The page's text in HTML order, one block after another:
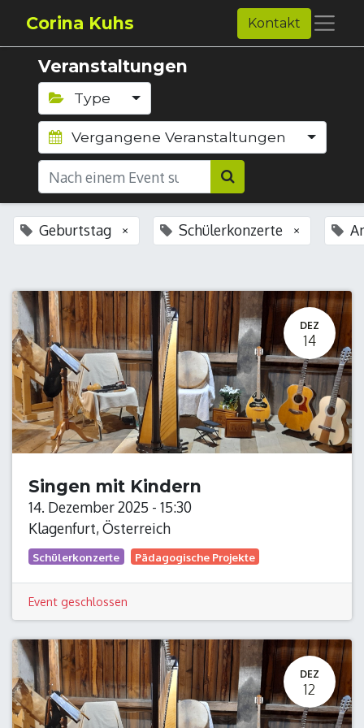
Corina Kuhs Kontakt
Veranstaltungen
Type
Vergangene Veranstaltungen
Geburtstag × Schülerkonzerte ×
DEZ
14
Singen mit Kindern
14. Dezember 2025 - 15:30
Klagenfurt,Österreich
Schülerkonzerte Pädagogische Projekte
Event geschlossen
DEZ
12